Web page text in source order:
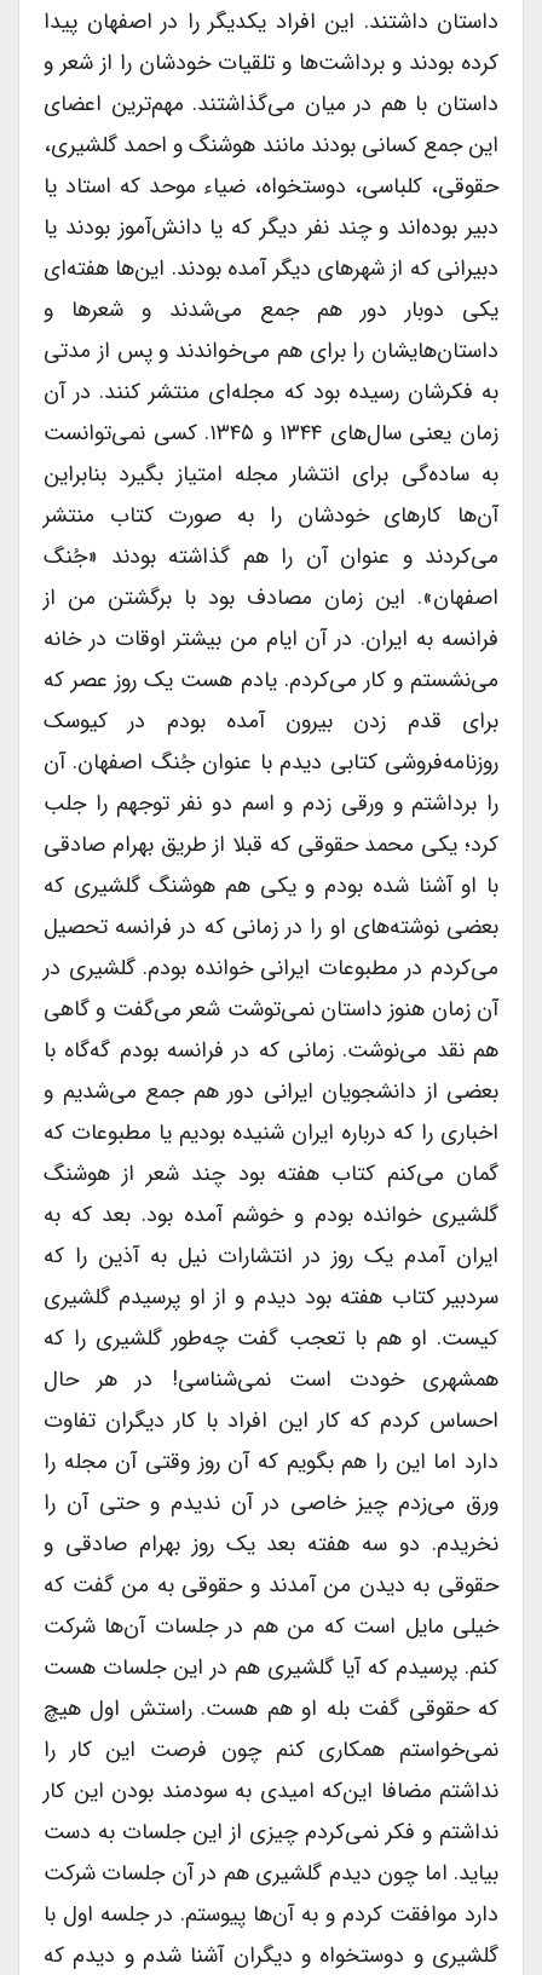
داستان داشتند. این افراد یکدیگر را در اصفهان پیدا
کرده بودند و برداشت‌ها و تلقیات خودشان را از شعر و
داستان با هم در میان می‌گذاشتند. مهم‌ترین اعضای
این جمع کسانی بودند مانند هوشنگ و احمد گلشیری،
حقوقی، کلباسی، دوستخواه، ضیاء موحد که استاد یا
دبیر بوده‌اند و چند نفر دیگر که یا دانش‌آموز بودند یا
دبیرانی که از شهر‌های دیگر آمده بودند. این‌ها هفته‌ای
یکی دوبار دور هم جمع می‌شدند و شعر‌ها و
داستان‌هایشان را برای هم می‌خواندند و پس از مدتی
به فکرشان رسیده بود که مجله‌ای منتشر کنند. در آن
زمان یعنی سال‌های ۱۳۴۴ و ۱۳۴۵. کسی نمی‌توانست
به ساده‌گی برای انتشار مجله امتیاز بگیرد بنابراین
آن‌ها کارهای خودشان را به صورت کتاب منتشر
می‌کردند و عنوان آن را هم گذاشته بودند «جُنگ
اصفهان». این زمان مصادف بود با برگشتن من از
فرانسه به ایران. در آن ایام من بیشتر اوقات در خانه
می‌نشستم و کار می‌کردم. یادم هست یک روز عصر که
برای قدم زدن بیرون آمده بودم در کیوسک
روزنامه‌فروشی کتابی دیدم با عنوان جُنگ اصفهان. آن
را برداشتم و ورقی زدم و اسم دو نفر توجهم را جلب
کرد؛ یکی محمد حقوقی که قبلا از طریق بهرام صادقی
با او آشنا شده بودم و یکی هم هوشنگ گلشیری که
بعضی نوشته‌های او را در زمانی که در فرانسه تحصیل
می‌کردم در مطبوعات ایرانی خوانده بودم. گلشیری در
آن زمان هنوز داستان نمی‌توشت شعر می‌گفت و گاهی
هم نقد می‌نوشت. زمانی که در فرانسه بودم گه‌گاه با
بعضی از دانشجویان ایرانی دور هم جمع می‌شدیم و
اخباری را که درباره ایران شنیده بودیم یا مطبوعات که
گمان می‌کنم کتاب هفته بود چند شعر از هوشنگ
گلشیری خوانده بودم و خوشم آمده بود. بعد که به
ایران آمدم یک روز در انتشارات نیل به آذین را که
سردبیر کتاب هفته بود دیدم و از او پرسیدم گلشیری
کیست. او هم با تعجب گفت چه‌طور گلشیری را که
همشهری خودت است نمی‌شناسی! در هر حال
احساس کردم که کار این افراد با کار دیگران تفاوت
دارد اما این را هم بگویم که آن روز وقتی آن مجله را
ورق می‌زدم چیز خاصی در آن ندیدم و حتی آن را
نخریدم. دو سه هفته بعد یک روز بهرام صادقی و
حقوقی به دیدن من آمدند و حقوقی به من گفت که
خیلی مایل است که من هم در جلسات آن‌ها شرکت
کنم. پرسیدم که آیا گلشیری هم در این جلسات هست
که حقوقی گفت بله او هم هست. راستش اول هیچ
نمی‌خواستم همکاری کنم چون فرصت این کار را
نداشتم مضافا این‌که امیدی به سودمند بودن این کار
نداشتم و فکر نمی‌کردم چیزی از این جلسات به دست
بیاید. اما چون دیدم گلشیری هم در آن جلسات شرکت
دارد موافقت کردم و به آ‌ن‌ها پیوستم. در جلسه اول با
گلشیری و دوستخواه و دیگران آشنا شدم و دیدم که